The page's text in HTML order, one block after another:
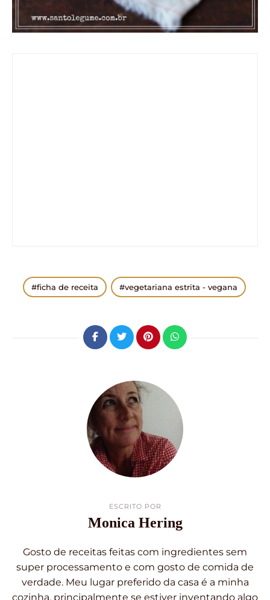
ficha de receita vegetariana estrita - vegana
ESCRITO POR
Monica Hering
Gosto de receitas feitas com ingredientes sem
super processamento e com gosto de comida de
verdade. Meu lugar preferido da casa é a minha
cozinha, principalmente se estiver inventando algo